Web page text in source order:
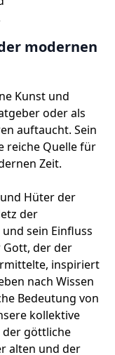
modernen
Kunst und
oder als
auftaucht. Sein
reiche Quelle für
Zeit.
Hüter der
der
sein Einfluss
Gott, der der
inspiriert
nach Wissen
Bedeutung von
kollektive
der göttliche
alten und der